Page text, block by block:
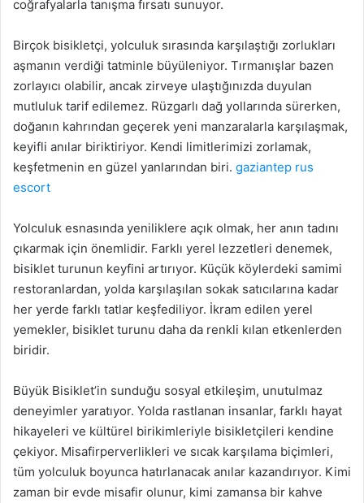
coğrafyalarla tanışma fırsatı sunuyor.
Birçok bisikletçi, yolculuk sırasında karşılaştığı zorlukları
aşmanın verdiği tatminle büyüleniyor. Tırmanışlar bazen
zorlayıcı olabilir, ancak zirveye ulaştığınızda duyulan
mutluluk tarif edilemez. Rüzgarlı dağ yollarında sürerken,
doğanın kahrından geçerek yeni manzaralarla karşılaşmak,
keyifli anılar biriktiriyor. Kendi limitlerimizi zorlamak,
keşfetmenin en güzel yanlarından biri. gaziantep rus
escort
Yolculuk esnasında yeniliklere açık olmak, her anın tadını
çıkarmak için önemlidir. Farklı yerel lezzetleri denemek,
bisiklet turunun keyfini artırıyor. Küçük köylerdeki samimi
restoranlardan, yolda karşılaşılan sokak satıcılarına kadar
her yerde farklı tatlar keşfediliyor. İkram edilen yerel
yemekler, bisiklet turunu daha da renkli kılan etkenlerden
biridir.
Büyük Bisiklet’in sunduğu sosyal etkileşim, unutulmaz
deneyimler yaratıyor. Yolda rastlanan insanlar, farklı hayat
hikayeleri ve kültürel birikimleriyle bisikletçileri kendine
çekiyor. Misafirperverlikleri ve sıcak karşılama biçimleri,
tüm yolculuk boyunca hatırlanacak anılar kazandırıyor. Kimi
zaman bir evde misafir olunur, kimi zamansa bir kahve